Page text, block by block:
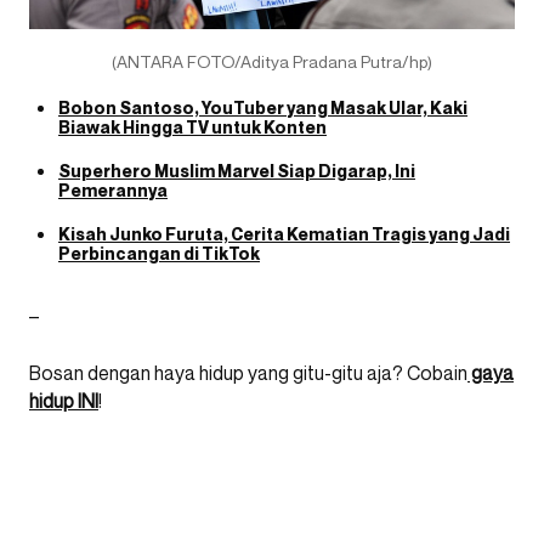
(ANTARA FOTO/Aditya Pradana Putra/hp)
Bobon Santoso, YouTuber yang Masak Ular, Kaki
Biawak Hingga TV untuk Konten
Superhero Muslim Marvel Siap Digarap, Ini
Pemerannya
Kisah Junko Furuta, Cerita Kematian Tragis yang Jadi
Perbincangan di TikTok
–
Bosan dengan haya hidup yang gitu-gitu aja? Cobain gaya
hidup INI!